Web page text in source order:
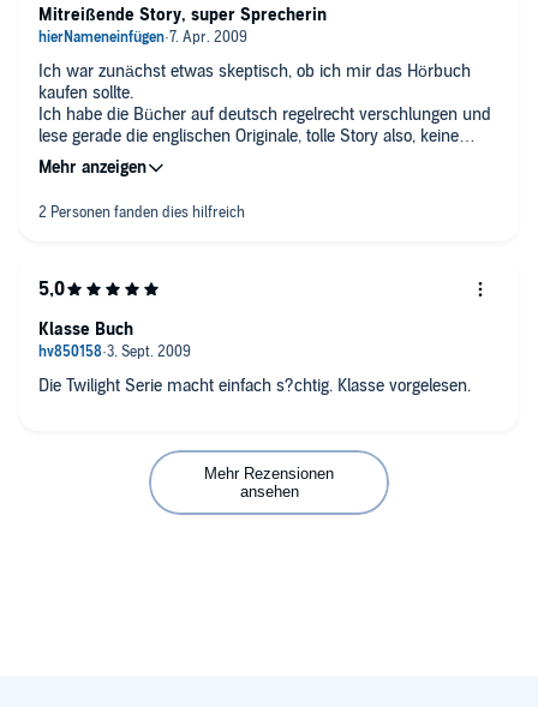
Ich war zunächst etwas skeptisch, ob ich mir das Hörbuch
kaufen sollte.
Ich habe die Bücher auf deutsch regelrecht verschlungen und
lese gerade die englischen Originale, tolle Story also, keine
Frage.
Leider habe ich die Erfahrung gemacht, dass englische
Hörbücher meist von Sprechern gelesen werden, die extremes
british english sprechen, was ich überhaupt nicht mag, häufig
Der totale Gegensatz dazu ist Ilyana Kadushin. Ich bin einfach
was natürlich jeden sehr zu gute kommt, dessen
Muttersprache nicht Englisch ist. Sie hat für mich vom ersten
Wort an einfach zur Hauptfigur Bella gepasst, sie gibt die ganze
Story glaubwürdig wieder, ich konnte mich einfach in die
Mitreißende Story, super Sprecherin
Die Twilight Serie macht einfach s?chtig. Klasse vorgelesen.
Klasse Buch
Mehr Rezensionen
ansehen